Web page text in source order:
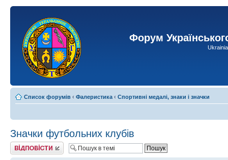
Форум
Список форумів ‹ Фалеристика ‹ Спортивні медалі, знаки і значки
Значки футбольних клубів
Відповісти